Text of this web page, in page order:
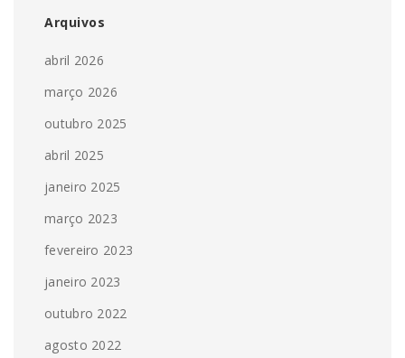
Arquivos
abril 2026
março 2026
outubro 2025
abril 2025
janeiro 2025
março 2023
fevereiro 2023
janeiro 2023
outubro 2022
agosto 2022